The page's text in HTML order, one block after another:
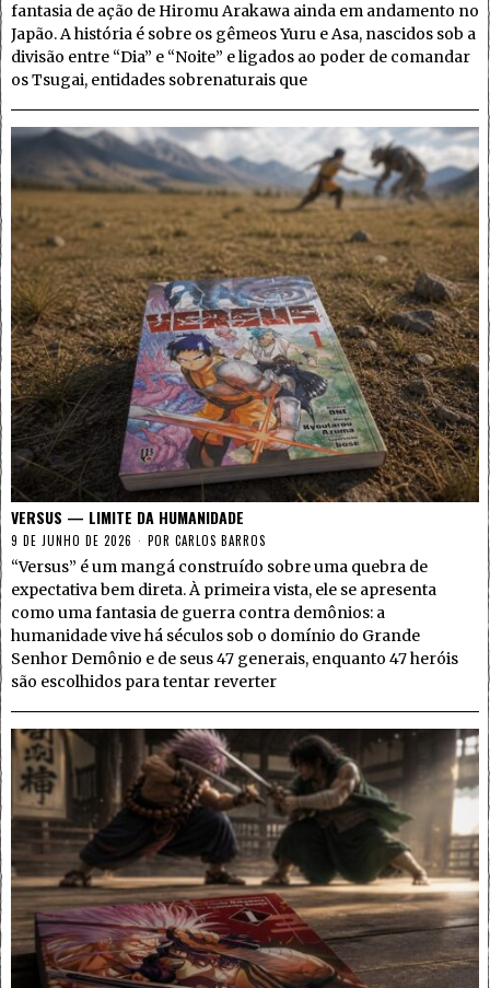
fantasia de ação de Hiromu Arakawa ainda em andamento no
Japão. A história é sobre os gêmeos Yuru e Asa, nascidos sob a
divisão entre “Dia” e “Noite” e ligados ao poder de comandar
os Tsugai, entidades sobrenaturais que
VERSUS — LIMITE DA HUMANIDADE
9 DE JUNHO DE 2026 POR CARLOS BARROS
“Versus” é um mangá construído sobre uma quebra de
expectativa bem direta. À primeira vista, ele se apresenta
como uma fantasia de guerra contra demônios: a
humanidade vive há séculos sob o domínio do Grande
Senhor Demônio e de seus 47 generais, enquanto 47 heróis
são escolhidos para tentar reverter